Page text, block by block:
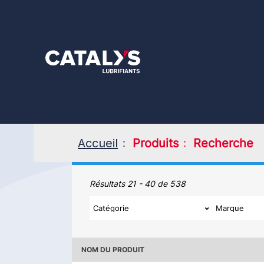
Accueil Produits Recherche
Produits
Résultats 21 - 40 de 538
NOM DU PRODUIT